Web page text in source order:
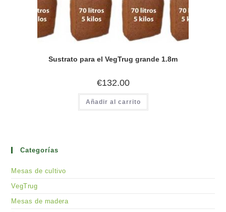
Sustrato para el VegTrug grande 1.8m
€132.00
Añadir al carrito
Categorías
Mesas de cultivo
VegTrug
Mesas de madera